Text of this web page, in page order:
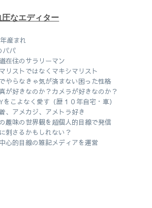
圧なエディター
産まれ
パパ
在住のサラリーマン
リストではなくマキシマリスト
やらなきゃ気が済まない困った性格
が好きなのか？カメラが好きなのか？
をこよなく愛す（歴１０年自宅・車）
、アメカジ、アメトラ好き
趣味の世界観を超個人的目線で発信
刺さるかもしれない？
心的目線の雑記メディアを運営